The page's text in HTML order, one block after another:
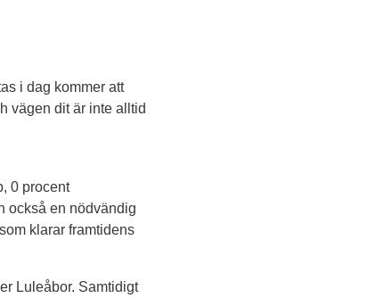
i dag kommer att
vägen dit är inte alltid
0 procent
också en nödvändig
klarar framtidens
Luleåbor. Samtidigt